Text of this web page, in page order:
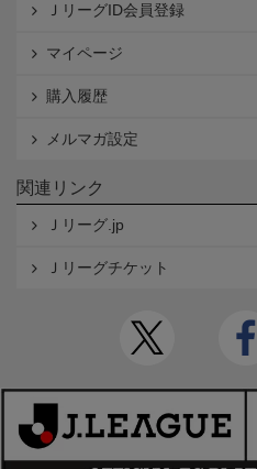
ＪリーグID会員登録
マイページ
購入履歴
メルマガ設定
関連リンク
Ｊリーグ.jp
Ｊリーグチケット